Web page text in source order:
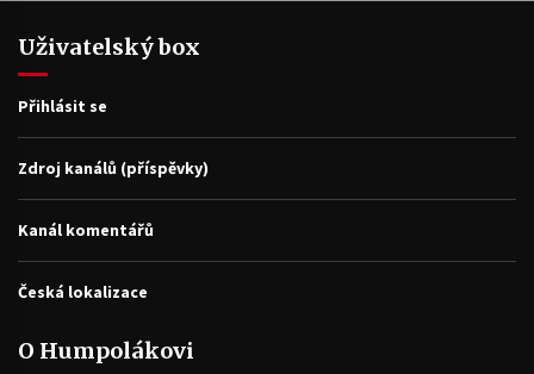
Uživatelský box
Přihlásit se
Zdroj kanálů (příspěvky)
Kanál komentářů
Česká lokalizace
O Humpolákovi